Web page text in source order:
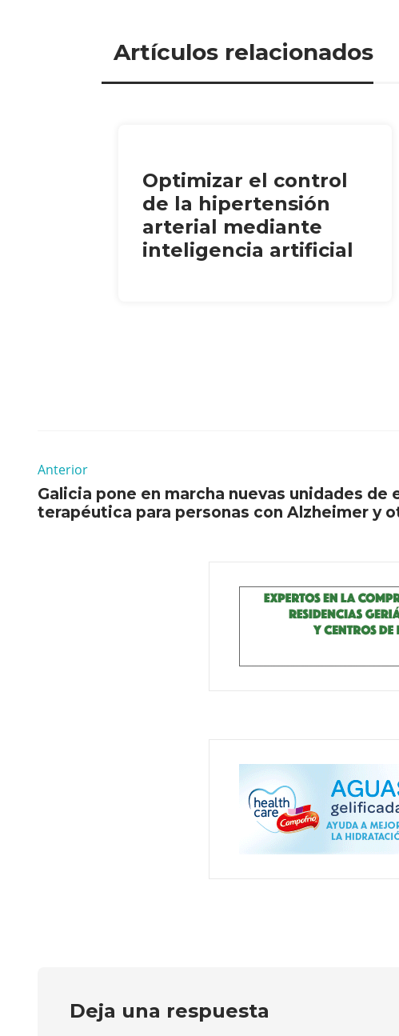
Artículos relacionados
Optimizar el control
de la hipertensión
arterial mediante
inteligencia artificial
Anterior
Galicia pone en marcha nuevas unidades de
terapéutica para personas con Alzheimer y
Deja una respuesta